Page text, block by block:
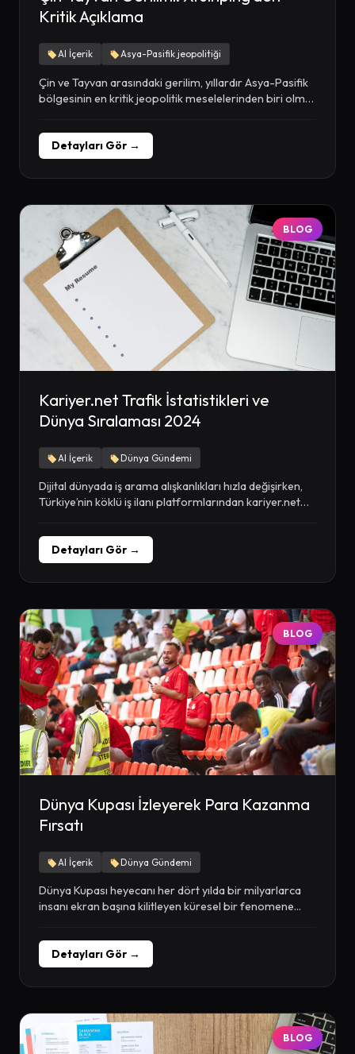
Kritik Açıklama
AI İçerik Asya-Pasifik jeopolitiği
Çin ve Tayvan arasındaki gerilim, yıllardır Asya-Pasifik
bölgesinin en kritik jeopolitik meselelerinden biri olma
Detayları Gör →
BLOG
Kariyer.net Trafik İstatistikleri ve
Dünya Sıralaması 2024
AI İçerik Dünya Gündemi
Dijital dünyada iş arama alışkanlıkları hızla değişirken,
Türkiye’nin köklü iş ilanı platformlarından kariyer.net
Detayları Gör →
BLOG
Dünya Kupası İzleyerek Para Kazanma
Fırsatı
AI İçerik Dünya Gündemi
Dünya Kupası heyecanı her dört yılda bir milyarlarca
insanı ekran başına kilitleyen küresel bir fenomene...
Detayları Gör →
BLOG